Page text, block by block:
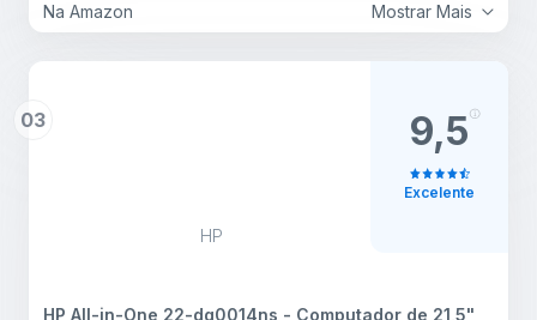
Mostrar Mais
Na Amazon
03
HP
HP All-in-One 22-dg0014ns - Computador de 21,5"
9,5
Excelente